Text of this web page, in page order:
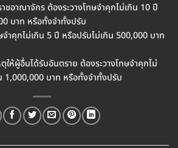
ชอาณาจักร ต้องระวางโทษจำคุกไม่เกิน 10 ปี
บาท หรือทั้งจำทั้งปรับ
จำคุกไม่เกิน 5 ปี หรือปรับไม่เกิน 500,000 บาท
ให้ผู้อื่นได้รับอันตราย ต้องระวางโทษจำคุกไม่
1,000,000 บาท หรือทั้งจำทั้งปรับ